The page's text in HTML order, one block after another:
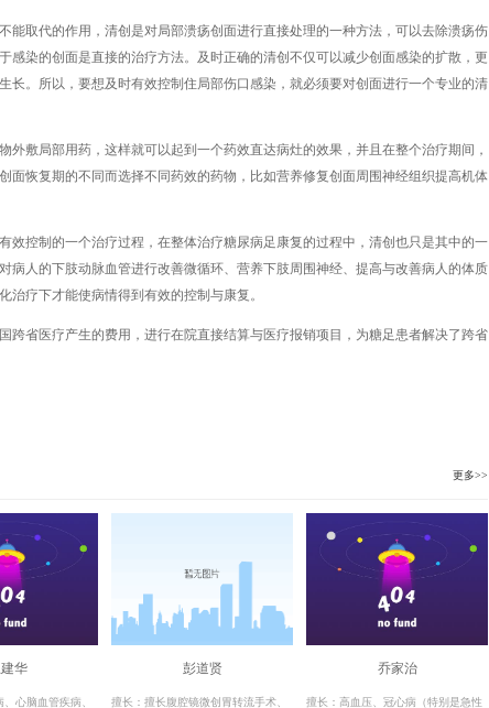
能取代的作用，清创是对局部溃疡创面进行直接处理的一种方法，可以去除溃疡伤
感染的创面是直接的治疗方法。及时正确的清创不仅可以减少创面感染的扩散，更
长。所以，要想及时有效控制住局部伤口感染，就必须要对创面进行一个专业的清
外敷局部用药，这样就可以起到一个药效直达病灶的效果，并且在整个治疗期间，
面恢复期的不同而选择不同药效的药物，比如营养修复创面周围神经组织提高机体
效控制的一个治疗过程，在整体治疗糖尿病足康复的过程中，清创也只是其中的一
病人的下肢动脉血管进行改善微循环、营养下肢周围神经、提高与改善病人的体质
疗下才能使病情得到有效的控制与康复。
跨省医疗产生的费用，进行在院直接结算与医疗报销项目，为糖足患者解决了跨省
更多>>
华
心脑血管疾病、
彭道贤
擅长：擅长腹腔镜微创胃转流手术、
乔家治
擅长：高血压、冠心病（特别是急性